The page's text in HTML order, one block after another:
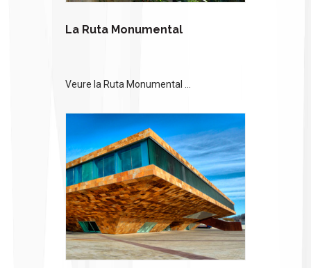
La Ruta Monumental
Veure la Ruta Monumental ...